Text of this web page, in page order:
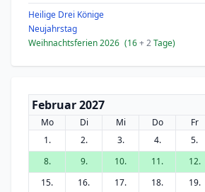
Heilige Drei Könige
Neujahrstag
Weihnachtsferien 2026 (16+ 2Tage)
Februar 2027
Mo Di Mi Do Fr
1.
2. 3. 4. 5.
8.
9. 10. 11. 12.
15.
16. 17. 18. 19.